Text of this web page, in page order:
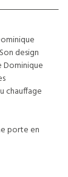
design
chauffage
porte en